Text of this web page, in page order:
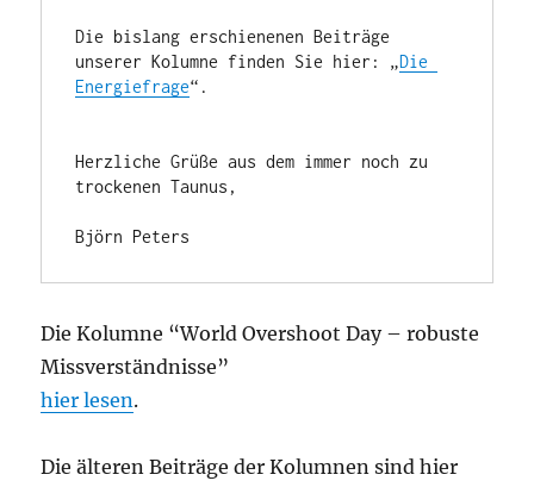
Die bislang erschienenen Beiträge
unserer Kolumne finden Sie hier: „Die
Energiefrage“.
Herzliche Grüße aus dem immer noch zu
trockenen Taunus,
Björn Peters
Die Kolumne “World Overshoot Day – robuste
Missverständnisse”
hier lesen.
Die älteren Beiträge der Kolumnen sind hier